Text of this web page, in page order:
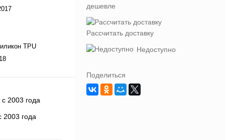
TPU
2003 года
дешевле
Рассчитать доставку
Недоступно
Поделиться